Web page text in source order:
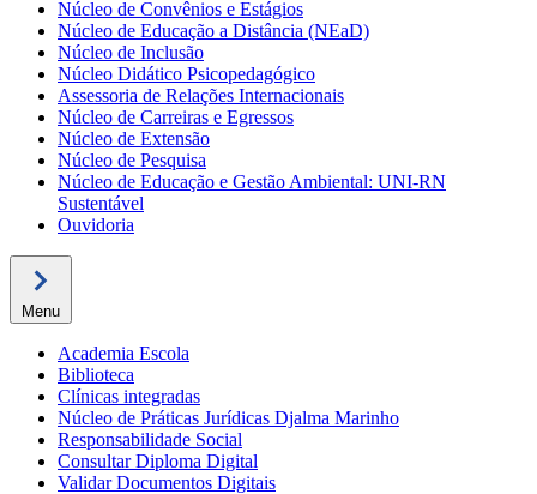
Núcleo de Convênios e Estágios
Núcleo de Educação a Distância (NEaD)
Núcleo de Inclusão
Núcleo Didático Psicopedagógico
Assessoria de Relações Internacionais
Núcleo de Carreiras e Egressos
Núcleo de Extensão
Núcleo de Pesquisa
Núcleo de Educação e Gestão Ambiental: UNI-RN
Sustentável
Ouvidoria
Menu
Academia Escola
Biblioteca
Clínicas integradas
Núcleo de Práticas Jurídicas Djalma Marinho
Responsabilidade Social
Consultar Diploma Digital
Validar Documentos Digitais